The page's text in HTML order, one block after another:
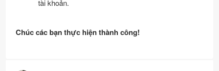
tài khoản.
Chúc các bạn thực hiện thành công!